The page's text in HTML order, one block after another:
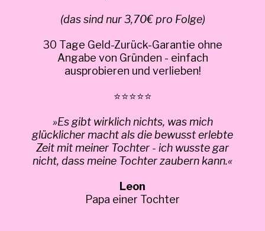
(das sind nur 3,70€ pro Folge)
30 Tage Geld-Zurück-Garantie ohne
Angabe von Gründen - einfach
ausprobieren und verlieben!
⭐⭐⭐⭐⭐
»Es gibt wirklich nichts, was mich
glücklicher macht als die bewusst erlebte
Zeit mit meiner Tochter - ich wusste gar
nicht, dass meine Tochter zaubern kann.«
Leon
Papa einer Tochter